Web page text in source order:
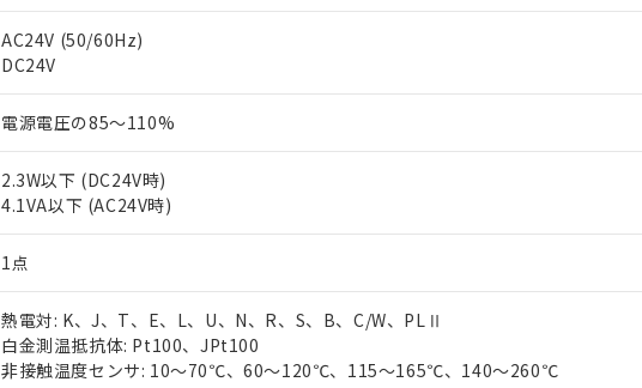
AC24V (50/60Hz)
DC24V
電源電圧の85～110%
2.3W以下 (DC24V時)
4.1VA以下 (AC24V時)
1点
熱電対: K、J、T、E、L、U、N、R、S、B、C/W、PLⅡ
白金測温抵抗体: Pt100、JPt100
非接触温度センサ: 10～70℃、60～120℃、115～165℃、140～260℃